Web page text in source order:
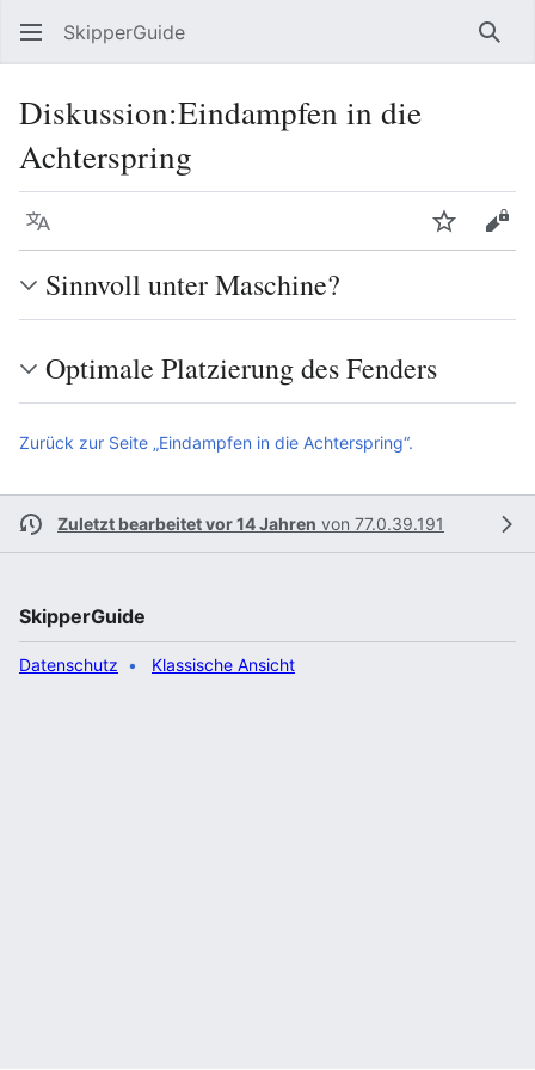
SkipperGuide
Diskussion:Eindampfen in die
Achterspring
Sprache
Sinnvoll unter Maschine?
Optimale Platzierung des Fenders
Zurück zur Seite „Eindampfen in die Achterspring“.
Zuletzt bearbeitet vor 14 Jahren von 77.0.39.191
SkipperGuide
Datenschutz Klassische Ansicht